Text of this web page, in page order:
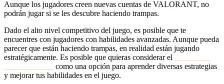
Aunque los jugadores creen nuevas cuentas de VALORANT, no
podrán jugar si se les descubre haciendo trampas.
Dado el alto nivel competitivo del juego, es posible que te
encuentres con jugadores con habilidades avanzadas. Aunque pueda
parecer que están haciendo trampas, en realidad están jugando
estratégicamente. Es posible que quieras considerar el
como una opción para aprender diversas estrategias
y mejorar tus habilidades en el juego.